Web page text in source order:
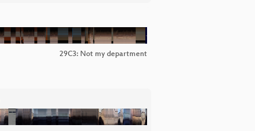
29C3: Not my department